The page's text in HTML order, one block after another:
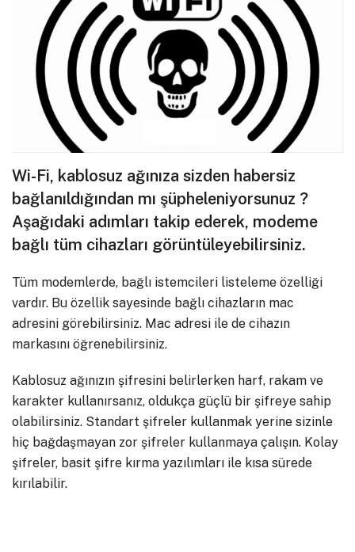
Wi-Fi, kablosuz ağınıza sizden habersiz
bağlanıldığından mı şüpheleniyorsunuz ?
Aşağıdaki adımları takip ederek, modeme
bağlı tüm cihazları görüntüleyebilirsiniz.
Tüm modemlerde, bağlı istemcileri listeleme özelliği
vardır. Bu özellik sayesinde bağlı cihazların mac
adresini görebilirsiniz. Mac adresi ile de cihazın
markasını öğrenebilirsiniz.
Kablosuz ağınızın şifresini belirlerken harf, rakam ve
karakter kullanırsanız, oldukça güçlü bir şifreye sahip
olabilirsiniz. Standart şifreler kullanmak yerine sizinle
hiç bağdaşmayan zor şifreler kullanmaya çalışın. Kolay
şifreler, basit şifre kırma yazılımları ile kısa sürede
kırılabilir.